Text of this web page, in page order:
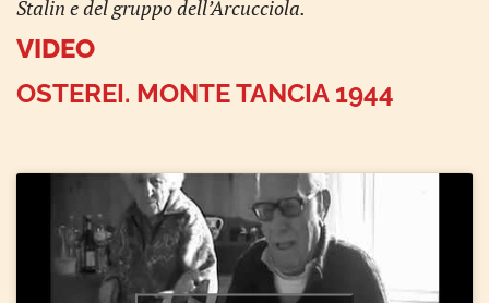
Stalin e del gruppo dell’Arcucciola.
VIDEO
OSTEREI. MONTE TANCIA 1944